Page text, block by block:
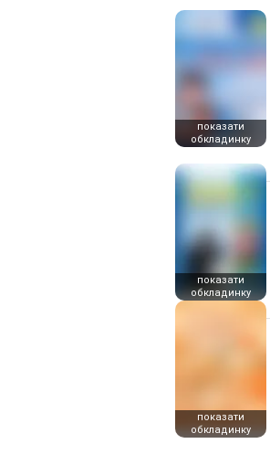
показати
обкладинку
показати
обкладинку
показати
обкладинку